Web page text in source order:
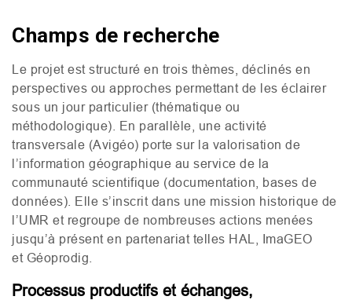
Champs de recherche
Le projet est structuré en trois thèmes, déclinés en
perspectives ou approches permettant de les éclairer
sous un jour particulier (thématique ou
méthodologique). En parallèle, une activité
transversale (Avigéo) porte sur la valorisation de
l’information géographique au service de la
communauté scientifique (documentation, bases de
données). Elle s’inscrit dans une mission historique de
l’UMR et regroupe de nombreuses actions menées
jusqu’à présent en partenariat telles HAL
, ImaGEO
et Géoprodig.
Processus productifs et échanges,